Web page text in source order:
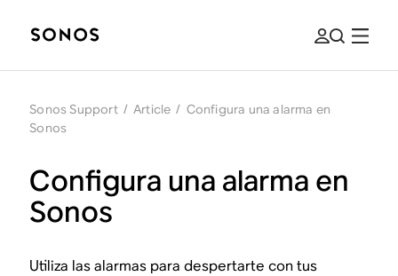
Sonos Support / Article / Configura una alarma en
Sonos
Configura una alarma en
Sonos
Utiliza las alarmas para despertarte con tus